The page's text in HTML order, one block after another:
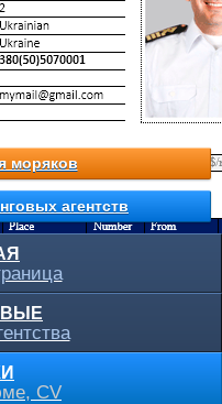
моряков
агентств
CV